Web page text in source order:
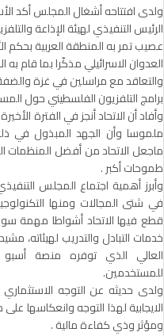
ولدى افتتاحه أشغال المجلس أكد
الرئيس التنفيذي لهيئة الإذاعة
عصيب تمر به المنطقة العربية بحكم
العدوان الاسرائيلي مذكّرا بما قام
والتعاقد مع مراسلين في غزة
برامج التلفزيون الفلسطيني حول
وأفاد أن الاتحاد أنجز في الفترة
ملموسا وأن الجهد المبذول
ماجعل الاتحاد من أفضل المنظمات
طموحات أكبر .
وأبرز أهمية اجتماع المجلس
في شتى المجالات ومنها
قطع فيها الاتحاد أشواطا مهمة
خدمات التبادل والتدريب
العالي الذي توفره منصة أسبو
للمستخدمين.
ولدى حديثه عن التوجه الاستثماري
الايجابية لهذا التوجه وانعكاسها
ومؤثر وذي كفاءة مالية .